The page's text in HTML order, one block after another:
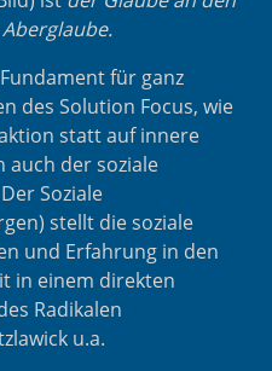
für ganz
des Solution Focus, wie
statt auf innere
auch der soziale
Soziale
stellt die soziale
und Erfahrung in den
in einem direkten
Radikalen
u.a.